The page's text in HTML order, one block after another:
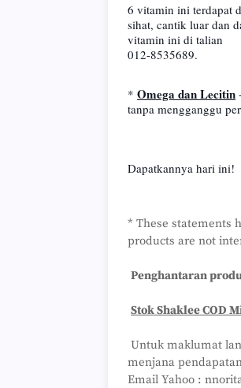
6 vitamin ini terdapat
sihat, cantik luar dan
vitamin ini di talian
012-8535689.
* Omega dan Lecitin
tanpa mengganggu
Dapatkannya hari ini!
* These statements
products are not
Penghantaran
Stok Shaklee COD
Untuk maklumat
menjana
Email Yahoo :